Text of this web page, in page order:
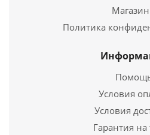
Купить в 1
Политика
Условия
Условия
Гарантия на